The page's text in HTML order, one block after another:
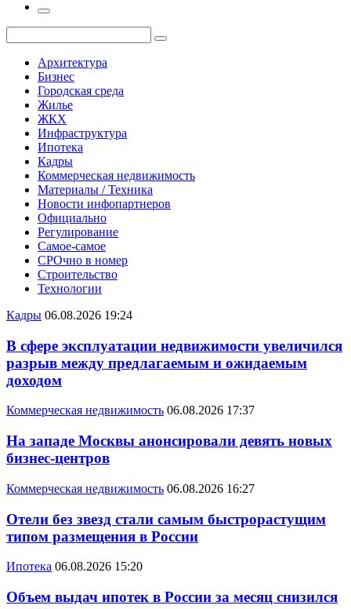
Архитектура
Бизнес
Городская среда
Жилье
ЖКХ
Инфраструктура
Ипотека
Кадры
Коммерческая недвижимость
Материалы / Техника
Новости инфопартнеров
Официально
Регулирование
Самое-самое
СРОчно в номер
Строительство
Технологии
Кадры 06.08.2026 19:24
В сфере эксплуатации недвижимости увеличился
разрыв между предлагаемым и ожидаемым
доходом
Коммерческая недвижимость 06.08.2026 17:37
На западе Москвы анонсировали девять новых
бизнес-центров
Коммерческая недвижимость 06.08.2026 16:27
Отели без звезд стали самым быстрорастущим
типом размещения в России
Ипотека 06.08.2026 15:20
Объем выдач ипотек в России за месяц снизился